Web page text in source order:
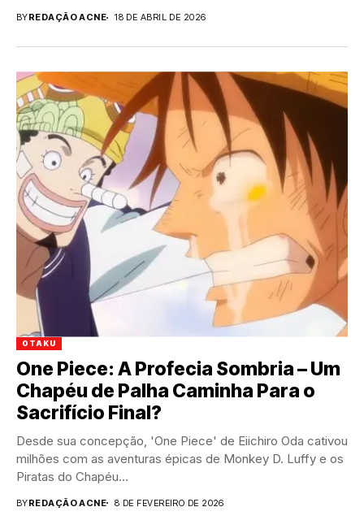
BYREDAÇÃO ACNE 18 DE ABRIL DE 2026
OTAKU
One Piece: A Profecia Sombria – Um
Chapéu de Palha Caminha Para o
Sacrifício Final?
Desde sua concepção, 'One Piece' de Eiichiro Oda cativou
milhões com as aventuras épicas de Monkey D. Luffy e os
Piratas do Chapéu...
BYREDAÇÃO ACNE 8 DE FEVEREIRO DE 2026